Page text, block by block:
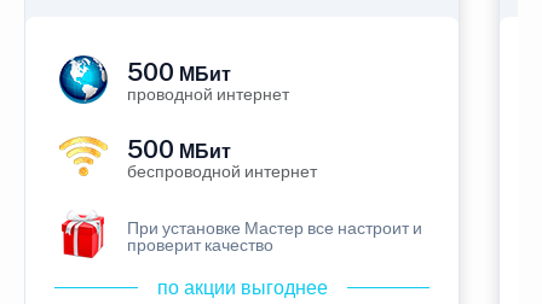
500 МБит
проводной интернет
500 МБит
беспроводной интернет
При установке Мастер все настроит и
проверит качество
по акции выгоднее